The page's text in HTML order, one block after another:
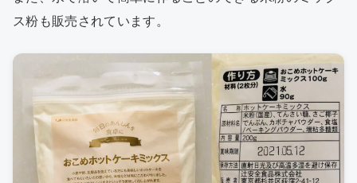
ス粉も販売されています。